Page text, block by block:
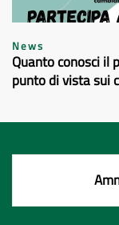
News
Quanto conosci il
punto di vista sui